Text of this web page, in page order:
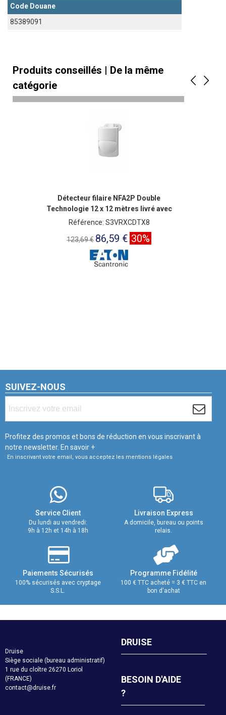
Code Douane
85389091
Produits conseillés | De la même
catégorie
Détecteur filaire NFA2P Double
Technologie 12 x 12 mètres livré avec
rotule
Référence: S3VRXCDTX8
123,69 € 86,59 € 30%
SUIVEZ-NOUS
Profitez des promos et bons de réduction en vous inscrivant à
notre newsletter. En savoir +
En inscrivant votre email, vous acceptez les mentions légales
Service Client
Du lundi au vendredi:
9h à 12h et 14h à 18h
Livraison Express
A domicile, bureau ou points
relais.
Paiements Sécurisés
100% sécurisés avec cryptage
S.S.L.
Programme Fidélité
100 € TTC acheté = 3 € TTC en
bon d'achat
Druise
Siège sociale (bureau administratif)
1 rue du cloître 26270 Loriol
(FRANCE)
contact@druise.fr
DRUISE
BESOIN D'AIDE
?